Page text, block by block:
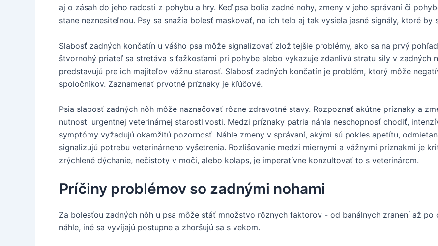
aj o zásah do jeho radosti z pohybu a hry. Keď psa bolia zadné nohy, zmeny v jeho správaní či
stane neznesiteľnou. Psy sa snažia bolesť maskovať, no ich telo aj tak vysiela jasné signály, ktoré
Slabosť zadných končatín u vášho psa môže signalizovať zložitejšie problémy, ako sa na prvý
štvornohý priateľ sa stretáva s ťažkosťami pri pohybe alebo vykazuje zdanlivú stratu sily v zadných
predstavujú pre ich majiteľov vážnu starosť. Slabosť zadných končatín je problém, ktorý môže
spoločníkov. Zaznamenať prvotné príznaky je kľúčové.
Psia slabosť zadných nôh môže naznačovať rôzne zdravotné stavy. Rozpoznať akútne príznaky a
nutnosti urgentnej veterinárnej starostlivosti. Medzi príznaky patria náhla neschopnosť chodiť,
symptómy vyžadujú okamžitú pozornosť. Náhle zmeny v správaní, akými sú pokles apetítu,
signalizujú potrebu veterinárneho vyšetrenia. Rozlišovanie medzi miernymi a vážnymi príznakmi je
zrýchlené dýchanie, nečistoty v moči, alebo kolaps, je imperatívne konzultovať to s veterinárom.
Príčiny problémov so zadnými nohami
Za bolesťou zadných nôh u psa môže stáť množstvo rôznych faktorov - od banálnych zranení až po
náhle, iné sa vyvíjajú postupne a zhoršujú sa s vekom.